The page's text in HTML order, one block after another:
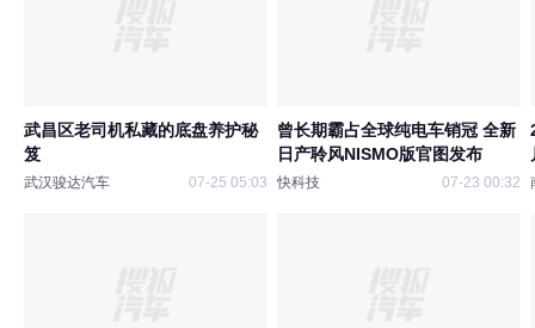
武昌区老司机私藏的底盘养护秘
笈
武汉骏达汽车 07-25 05:03
曾长期霸占全球纯电车销冠 全新
日产聆风NISMO版官图发布
快科技 07-23 00:32